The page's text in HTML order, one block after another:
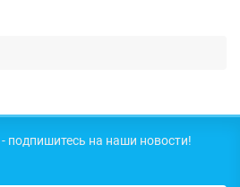
подпишитесь на наши новости!